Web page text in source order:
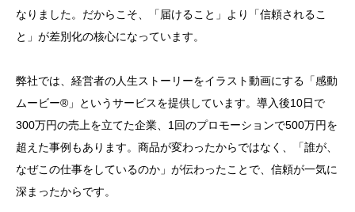
なりました。だからこそ、「届けること」より「信頼されるこ
と」が差別化の核心になっています。
弊社では、経営者の人生ストーリーをイラスト動画にする「感動
ムービー®」というサービスを提供しています。導入後10日で
300万円の売上を立てた企業、1回のプロモーションで500万円を
超えた事例もあります。商品が変わったからではなく、「誰が、
なぜこの仕事をしているのか」が伝わったことで、信頼が一気に
深まったからです。